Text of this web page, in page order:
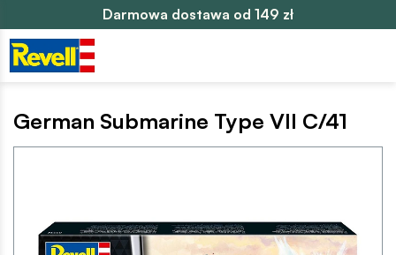
Darmowa dostawa od 149 zł
German Submarine Type VII C/41